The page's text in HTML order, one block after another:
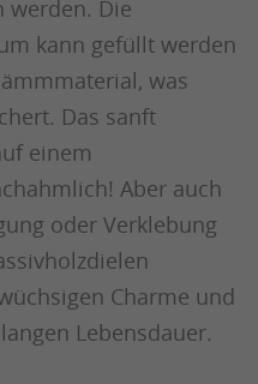
werden. Die
kann gefüllt werden
was
Das sanft
einem
Aber auch
oder Verklebung
Charme und
Lebensdauer.